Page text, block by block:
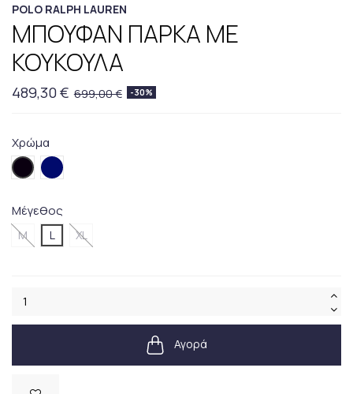
POLO RALPH LAUREN
ΜΠΟΥΦΑΝ ΠΑΡΚΑ ΜΕ
ΚΟΥΚΟΥΛΑ
489,30 € 699,00 € -30%
Χρώμα
001BLACK002.BLUE
Μέγεθος
M L XL
Αγορά